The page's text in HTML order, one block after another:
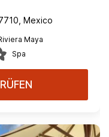
Mexico
Maya
Spa